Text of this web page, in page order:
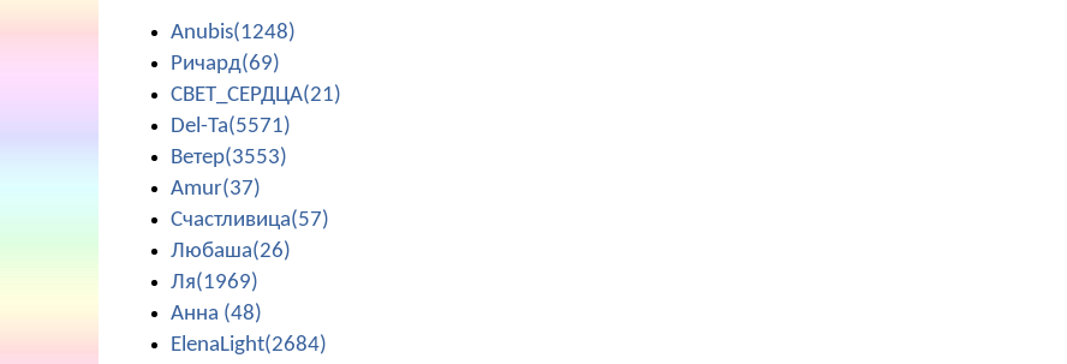
Anubis(1248)
Ричард(69)
СВЕТ_СЕРДЦА(21)
Del-Ta(5571)
Ветер(3553)
Amur(37)
Счастливица(57)
Любаша(26)
Ля(1969)
Анна (48)
ElenaLight(2684)